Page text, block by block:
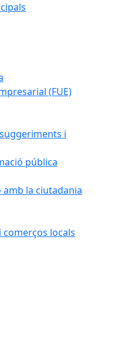
(FUE)
i
pública
amb la ciutadania
locals